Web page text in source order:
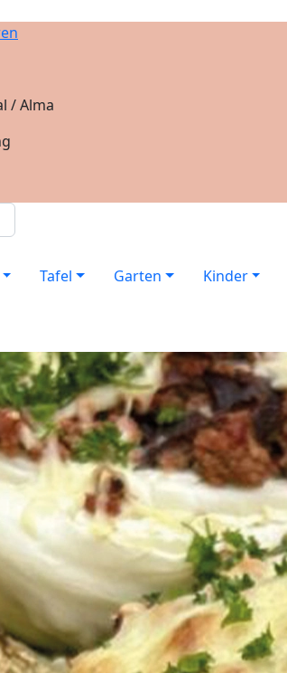
/ Alma
Tafel Garten Kinder